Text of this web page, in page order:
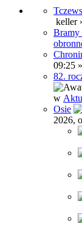
keller
Bramy
09:25
82.
w
Osie
2026,